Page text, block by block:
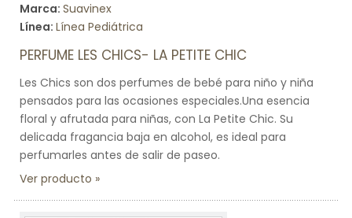
Marca: Suavinex
Línea: Línea Pediátrica
PERFUME LES CHICS- LA PETITE CHIC
Les Chics son dos perfumes de bebé para niño y niña
pensados para las ocasiones especiales.Una esencia
floral y afrutada para niñas, con La Petite Chic. Su
delicada fragancia baja en alcohol, es ideal para
perfumarles antes de salir de paseo.
Ver producto